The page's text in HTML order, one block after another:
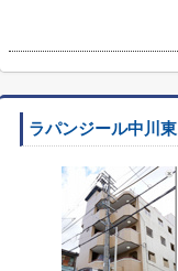
ラパンジール中川東